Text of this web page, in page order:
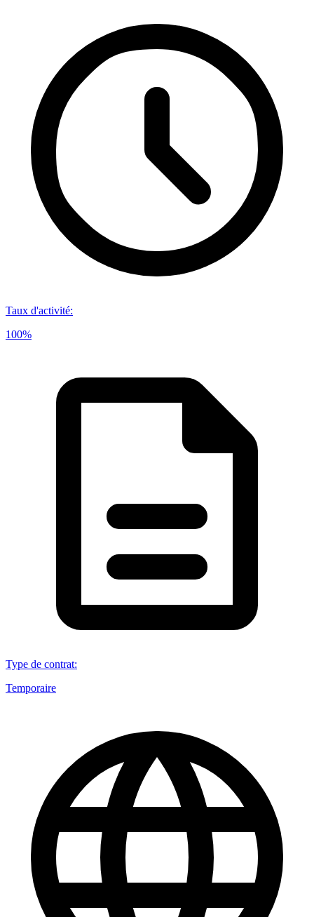
Taux d'activité:
100%
Type de contrat:
Temporaire